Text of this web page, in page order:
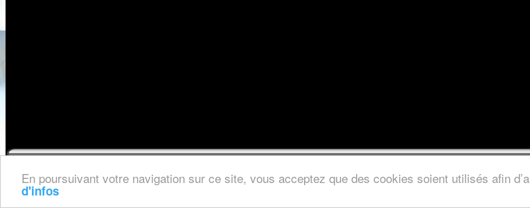
En poursuivant votre navigation sur ce site, vous acceptez que des cookies soient utilisés afin
d'infos